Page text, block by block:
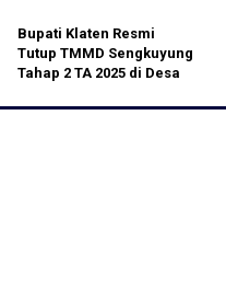
Bupati Klaten Resmi
Tutup TMMD Sengkuyung
Tahap 2 TA 2025 di Desa